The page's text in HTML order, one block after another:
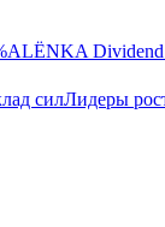
ALЁNKA Dividend
силЛидеры